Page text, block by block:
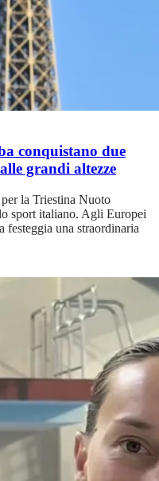
conquistano due
grandi altezze
la Triestina Nuoto
sport italiano. Agli Europei
una straordinaria